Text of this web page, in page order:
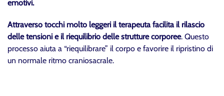
emotivi.
Attraverso tocchi molto leggeri il terapeuta facilita il rilascio
delle tensioni e il riequilibrio delle strutture corporee. Questo
processo aiuta a “riequilibrare” il corpo e favorire il ripristino di
un normale ritmo craniosacrale.